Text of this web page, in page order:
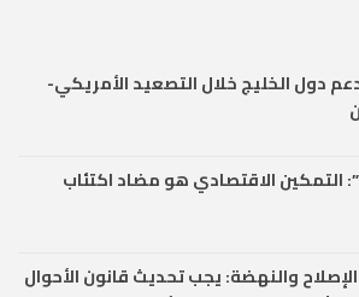
دول الخليج خلال التصعيد الأمريكي-
الاقتصادي هو مضاد اكتئاب
والنهضة: يجب تحديث قانون الأحوال